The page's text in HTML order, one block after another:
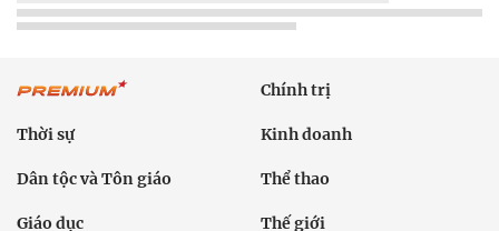
Chính trị
Thời sự Kinh doanh
Dân tộc và Tôn giáo Thể thao
Giáo dục Thế giới